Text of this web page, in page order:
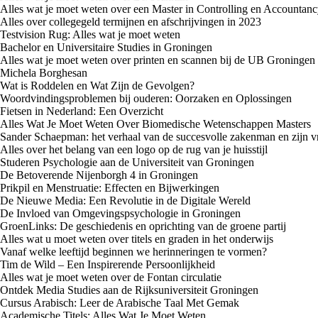
Alles wat je moet weten over een Master in Controlling en
Alles over collegegeld termijnen en afschrijvingen in 2023
Testvision Rug: Alles wat je moet weten
Bachelor en Universitaire Studies in Groningen
Alles wat je moet weten over printen en scannen bij de UB Groningen
Michela Borghesan
Wat is Roddelen en Wat Zijn de Gevolgen?
Woordvindingsproblemen bij ouderen: Oorzaken en Oplossingen
Fietsen in Nederland: Een Overzicht
Alles Wat Je Moet Weten Over Biomedische Wetenschappen Masters
Sander Schaepman: het verhaal van de succesvolle zakenman en zijn
Alles over het belang van een logo op de rug van je huisstijl
Studeren Psychologie aan de Universiteit van Groningen
De Betoverende Nijenborgh 4 in Groningen
Prikpil en Menstruatie: Effecten en Bijwerkingen
De Nieuwe Media: Een Revolutie in de Digitale Wereld
De Invloed van Omgevingspsychologie in Groningen
GroenLinks: De geschiedenis en oprichting van de groene partij
Alles wat u moet weten over titels en graden in het onderwijs
Vanaf welke leeftijd beginnen we herinneringen te vormen?
Tim de Wild – Een Inspirerende Persoonlijkheid
Alles wat je moet weten over de Fontan circulatie
Ontdek Media Studies aan de Rijksuniversiteit Groningen
Cursus Arabisch: Leer de Arabische Taal Met Gemak
Academische Titels: Alles Wat Je Moet Weten